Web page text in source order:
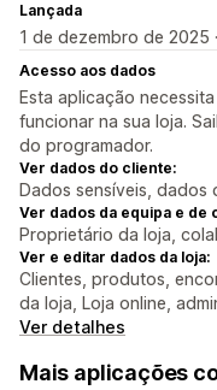
Lançada
1 de dezembro de 2025 ·
Acesso aos dados
Esta aplicação
funcionar na sua loja.
do programador.
Ver dados do cliente:
Dados sensíveis,
Ver dados da equipa e de
Proprietário da loja,
Ver e editar dados da loja:
Clientes, produtos,
da loja, Loja online,
Ver detalhes
Mais aplicações